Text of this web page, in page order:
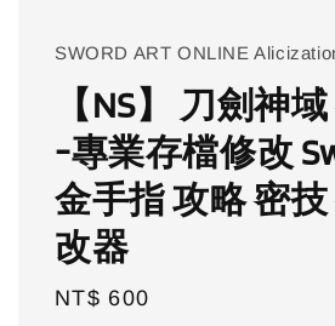
SWORD ART ONLINE
【NS】 刀劍神
-專業存檔修改
金手指 攻略 密
改器
Regular
NT$ 600